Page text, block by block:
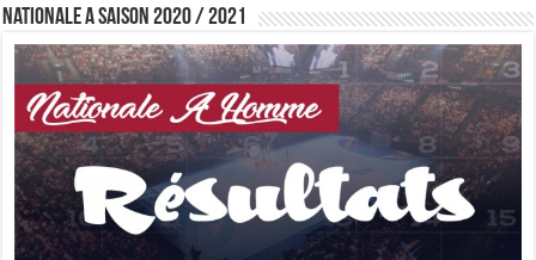
Nationale A saison 2020 / 2021